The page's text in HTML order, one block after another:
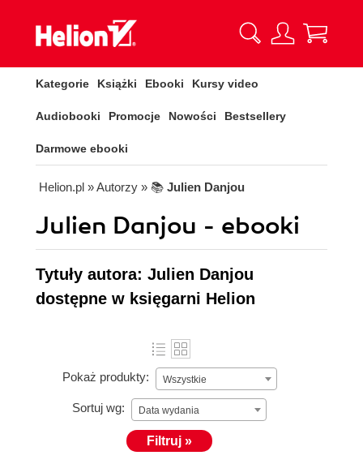
Kategorie Książki Ebooki Kursy video
Audiobooki Promocje Nowości Bestsellery
Darmowe ebooki
Helion.pl » Autorzy » 📚 Julien Danjou
Julien Danjou - ebooki
Tytuły autora: Julien Danjou
dostępne w księgarni Helion
Pokaż produkty: Wszystkie
Sortuj wg: Data wydania
Filtruj »